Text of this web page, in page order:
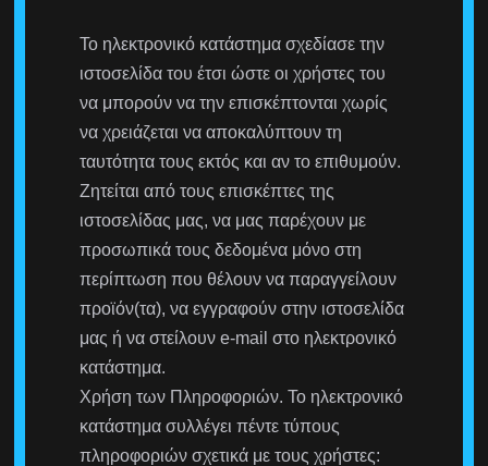
Το ηλεκτρονικό κατάστημα σχεδίασε την
ιστοσελίδα του έτσι ώστε οι χρήστες του
να μπορούν να την επισκέπτονται χωρίς
να χρειάζεται να αποκαλύπτουν τη
ταυτότητα τους εκτός και αν το επιθυμούν.
Ζητείται από τους επισκέπτες της
ιστοσελίδας μας, να μας παρέχουν με
προσωπικά τους δεδομένα μόνο στη
περίπτωση που θέλουν να παραγγείλουν
προϊόν(τα), να εγγραφούν στην ιστοσελίδα
μας ή να στείλουν e-mail στο ηλεκτρονικό
κατάστημα.
Χρήση των Πληροφοριών. Το ηλεκτρονικό
κατάστημα συλλέγει πέντε τύπους
πληροφοριών σχετικά με τους χρήστες: